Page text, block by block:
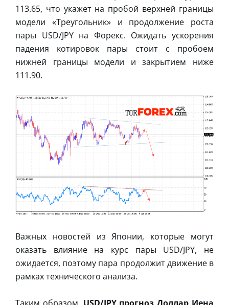
113.65, что укажет на пробой верхней границы
модели «Треугольник» и продолжение роста
пары USD/JPY на Форекс. Ожидать ускорения
падения котировок пары стоит с пробоем
нижней границы модели и закрытием ниже
111.90.
Важных новостей из Японии, которые могут
оказать влияние на курс пары USD/JPY, не
ожидается, поэтому пара продолжит движение в
рамках технического анализа.